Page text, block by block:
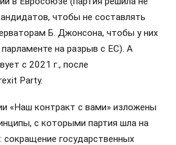
чтобы не составлять
Б. Джонсона, чтобы у них
на разрыв с ЕС). А
с 2021 г., после
Party.
«Наш контракт с вами» изложены
с которыми партия шла на
государственных